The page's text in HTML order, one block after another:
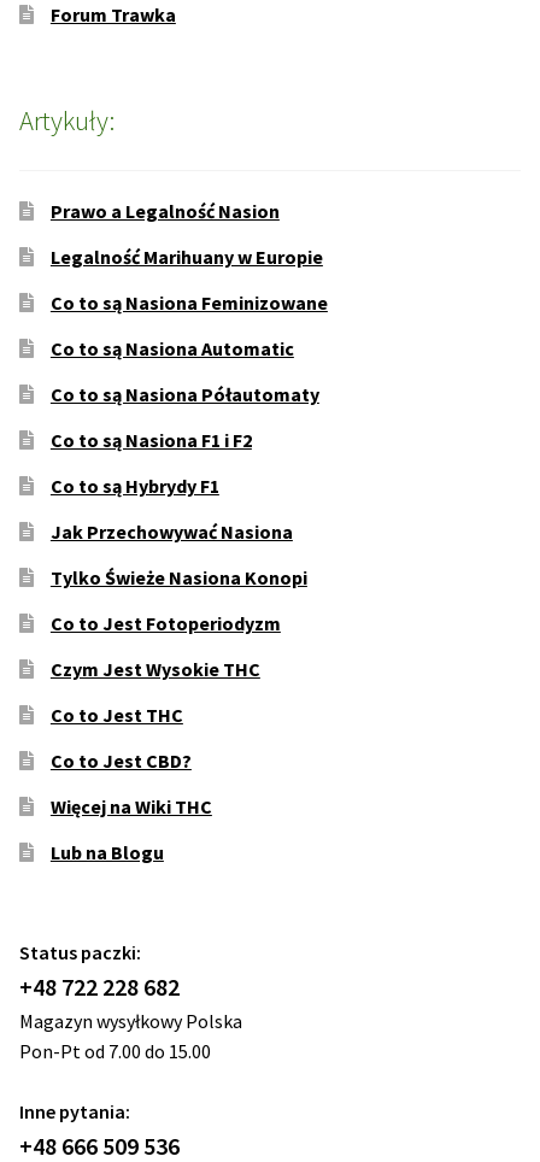
Forum Trawka
Artykuły:
Prawo a Legalność Nasion
Legalność Marihuany w Europie
Co to są Nasiona Feminizowane
Co to są Nasiona Automatic
Co to są Nasiona Półautomaty
Co to są Nasiona F1 i F2
Co to są Hybrydy F1
Jak Przechowywać Nasiona
Tylko Świeże Nasiona Konopi
Co to Jest Fotoperiodyzm
Czym Jest Wysokie THC
Co to Jest THC
Co to Jest CBD?
Więcej na Wiki THC
Lub na Blogu
Status paczki:
+48 722 228 682
Magazyn wysyłkowy Polska
Pon-Pt od 7.00 do 15.00
Inne pytania:
+48 666 509 536